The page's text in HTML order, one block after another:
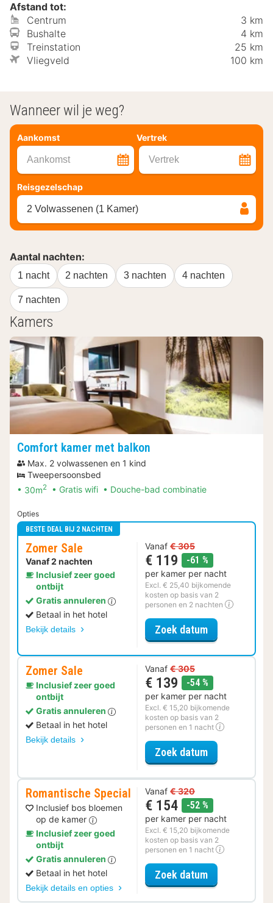
Afstand tot:
Centrum
3 km
Bushalte
4 km
Treinstation
25 km
Vliegveld
100 km
Wanneer wil je weg?
Aankomst Vertrek
Aankomst Vertrek
Reisgezelschap
2 Volwassenen (1 Kamer)
Aantal nachten:
1 nacht 2 nachten 3 nachten 4 nachten
7 nachten
Kamers
Comfort kamer met balkon
Max. 2 volwassenen en 1 kind
Tweepersoonsbed
30m2 Gratis wifi Douche-bad combinatie
Opties
BESTE DEAL BIJ 2 NACHTEN
Zomer Sale
Vanaf 2 nachten
Inclusief zeer goed
ontbijt
Gratis annuleren
Betaal in het hotel
Bekijk details
Vanaf € 305
€ 119 -61 %
per kamer per nacht
Excl. € 25,40 bijkomende
kosten op basis van 2
personen en 2 nachten
Zoek datumvoor Zomer
Zomer Sale
Inclusief zeer goed
ontbijt
Gratis annuleren
Betaal in het hotel
Bekijk details
Vanaf € 305
€ 139 -54 %
per kamer per nacht
Excl. € 15,20 bijkomende
kosten op basis van 2
personen en 1 nacht
Zoek datumvoor Zomer
Romantische Special
Inclusief bos bloemen
op de kamer
Inclusief zeer goed
ontbijt
Gratis annuleren
Betaal in het hotel
Bekijk details en opties
Vanaf € 320
€ 154 -52 %
per kamer per nacht
Excl. € 15,20 bijkomende
kosten op basis van 2
personen en 1 nacht
Zoek datumvoor